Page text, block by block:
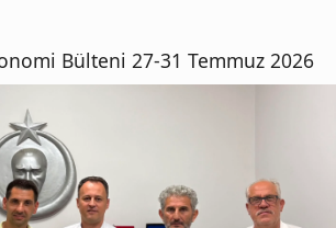
Bülteni 27-31 Temmuz 2026